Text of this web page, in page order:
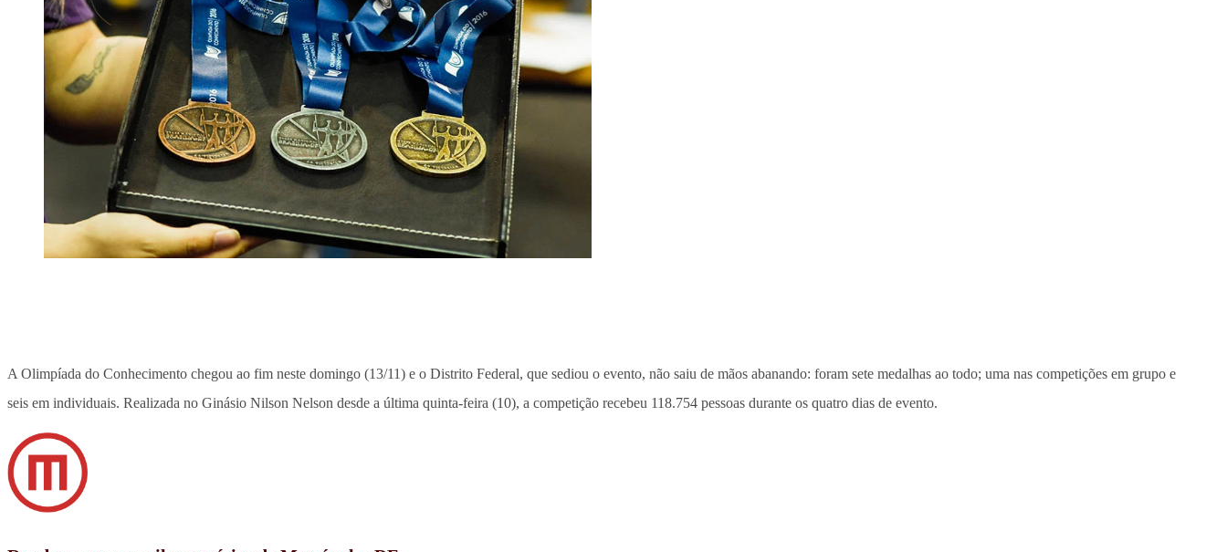
A Olimpíada do Conhecimento chegou ao fim neste domingo (13/11) e o Distrito Federal, que sediou o evento, não saiu de mãos abanando: foram sete medalhas ao todo; uma nas competições em grupo e
seis em individuais. Realizada no Ginásio Nilson Nelson desde a última quinta-feira (10), a competição recebeu 118.754 pessoas durante os quatro dias de evento.